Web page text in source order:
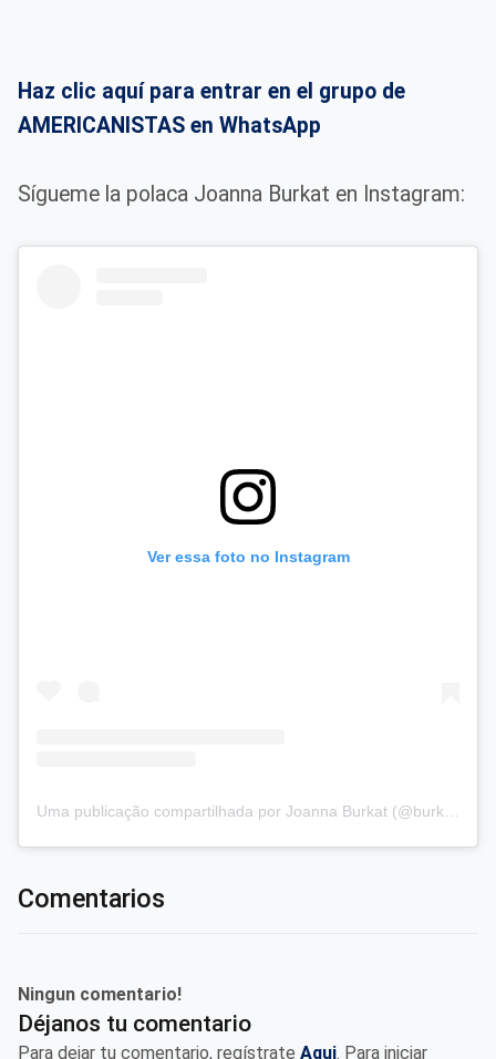
Haz clic aquí para entrar en el grupo de
AMERICANISTAS en WhatsApp
Sígueme la polaca Joanna Burkat en Instagram:
Ver essa foto no Instagram
Uma publicação compartilhada por Joanna Burkat (@burkat.joanna)
Comentarios
Ningun comentario!
Déjanos tu comentario
Para dejar tu comentario, regístrate Aqui. Para iniciar